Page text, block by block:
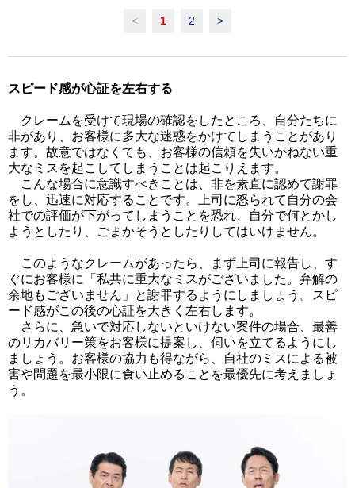
< 1 2 >
スピード感が心証を左右する
クレームを受けて現場の確認をしたところ、自分たちに
非があり、お客様に多大な迷惑をかけてしまうことがあり
ます。故意ではなくても、お客様の信頼を失いかねない重
大なミスを起こしてしまうことは起こりえます。
こんな場合に意識すべきことは、非を素直に認めて謝罪
をし、迅速に対応することです。上司に怒られて自分の会
社での評価が下がってしまうことを恐れ、自分で何とかし
ようとしたり、ごまかそうとしたりしてはいけません。
このようなクレームがあったら、まず上司に報告し、す
ぐにお客様に「私共に重大なミスがございました。弁解の
余地もございません」と謝罪するようにしましょう。スピ
ード感がこの後の心証を大きく左右します。
さらに、急いで対応しないといけない案件の場合、最善
のリカバリー策をお客様に提案し、伺いを立てるようにし
ましょう。お客様の協力も得ながら、自社のミスによる被
害や問題を最小限に食い止めることを最優先に考えましょ
う。